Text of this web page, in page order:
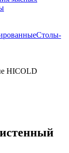
Столы-
HICOLD